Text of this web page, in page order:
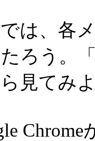
は、各メ
ろう。
見てみ
Chrome